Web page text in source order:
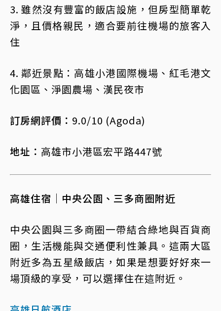
3. 雖然沒有豐富的飯店設施，但房型簡單乾
淨，且價格親民，適合要前往機場的旅客入
住
4. 鄰近景點：高雄小港國際機場、紅毛港文
化園區、淨園農場、漢民夜市
訂房網評價： 9.0/10 (Agoda)
地址： 高雄市小港區宏平路447號
高雄住宿｜中央公園、三多商圈附近
中央公園與三多商圈一帶結合綠地與百貨商
圈，生活機能與交通便利性兼具。這兩大區
附近多為五星級飯店，如果是想要好好來一
場頂級的享受，可以選擇住在這附近。